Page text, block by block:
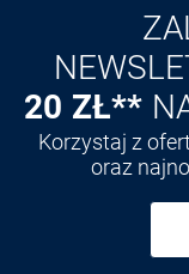
20 ZŁ**
Korzystaj z
oraz